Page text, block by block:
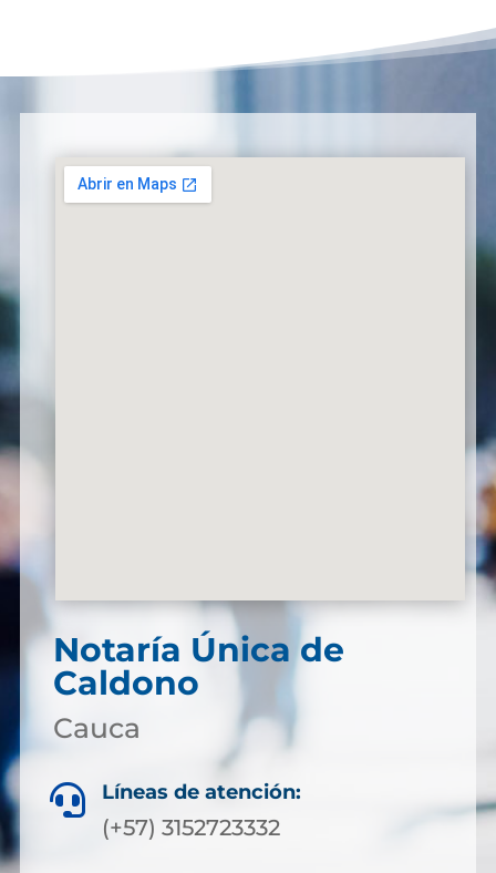
Notaría Única de
Caldono
Cauca
 Líneas de atención:
(+57) 3152723332